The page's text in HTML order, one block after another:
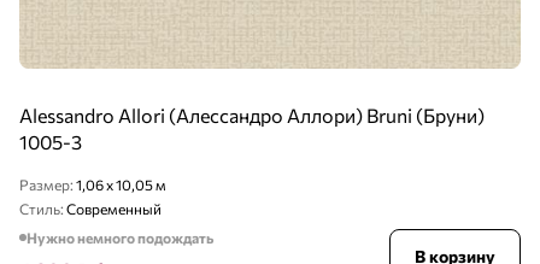
Alessandro Allori (Алессандро Аллори) Bruni (Бруни)
1005-3
Размер: 1,06 x 10,05 м
Стиль: Современный
Нужно немного подождать
В корзину